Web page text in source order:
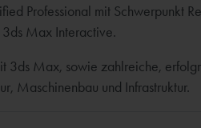
Professional mit Schwerpunkt
Max Interactive.
3ds Max, sowie zahlreiche,
Maschinenbau und Infrastruktur.